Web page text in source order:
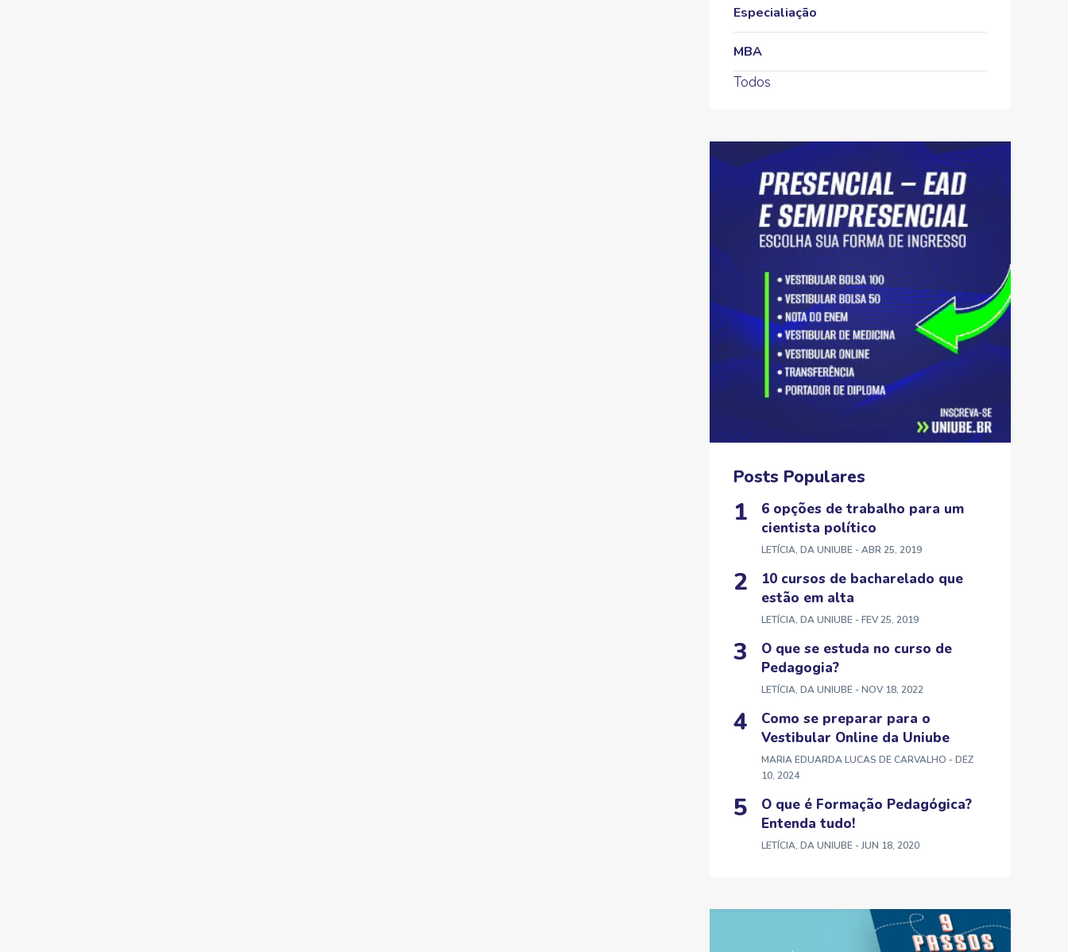
Especialiação
MBA
Todos
Posts Populares
6 opções de trabalho para um
cientista político
LETÍCIA, DA UNIUBE- ABR 25, 2019
10 cursos de bacharelado que
estão em alta
LETÍCIA, DA UNIUBE- FEV 25, 2019
O que se estuda no curso de
Pedagogia?
LETÍCIA, DA UNIUBE- NOV 18, 2022
Como se preparar para o
Vestibular Online da Uniube
MARIA EDUARDA LUCAS DE CARVALHO - DEZ
10, 2024
O que é Formação Pedagógica?
Entenda tudo!
LETÍCIA, DA UNIUBE- JUN 18, 2020